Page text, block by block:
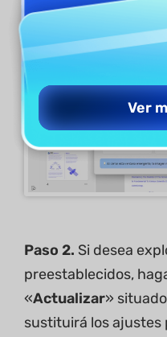
Paso 2. Si desea
preestablecidos,
«Actualizar»
sustituirá los ajustes
Ver